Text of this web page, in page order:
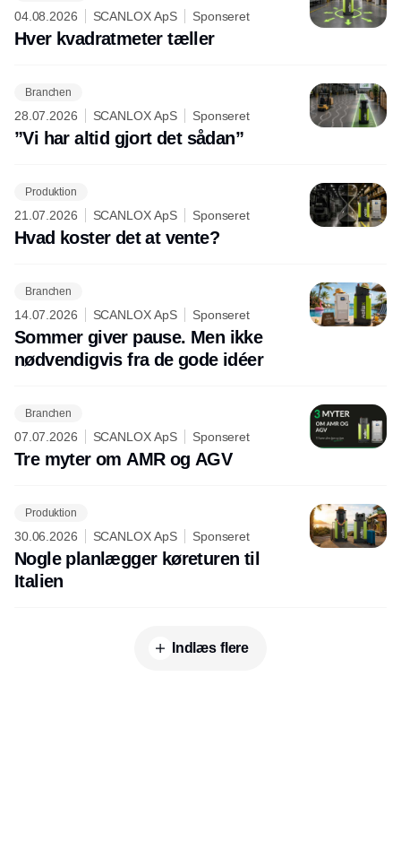
04.08.2026 SCANLOX ApS Sponseret
Hver kvadratmeter tæller
Branchen
28.07.2026 SCANLOX ApS Sponseret
”Vi har altid gjort det sådan”
Produktion
21.07.2026 SCANLOX ApS Sponseret
Hvad koster det at vente?
Branchen
14.07.2026 SCANLOX ApS Sponseret
Sommer giver pause. Men ikke
nødvendigvis fra de gode idéer
Branchen
07.07.2026 SCANLOX ApS Sponseret
Tre myter om AMR og AGV
Produktion
30.06.2026 SCANLOX ApS Sponseret
Nogle planlægger køreturen til
Italien
Indlæs flere